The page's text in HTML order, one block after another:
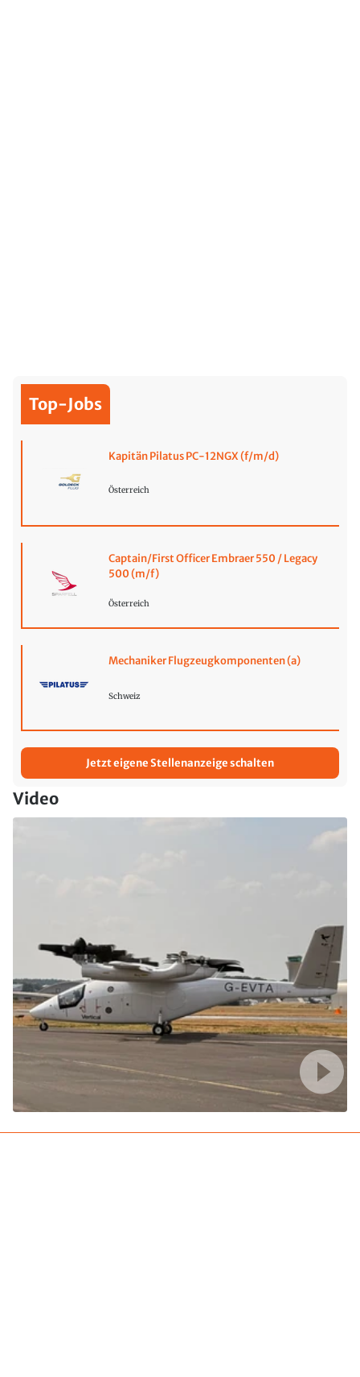
Top-Jobs
Kapitän Pilatus PC-12NGX (f/m/d)
Österreich
Captain/First Officer Embraer 550 / Legacy
500 (m/f)
Österreich
Mechaniker Flugzeugkomponenten (a)
Schweiz
Jetzt eigene Stellenanzeige schalten
Video